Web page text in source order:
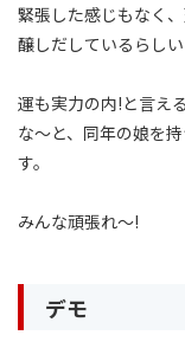
緊張した感じもなく
醸しだしているらし
運も実力の内!と言え
な〜と、同年の娘を
す。
みんな頑張れ〜!
デモ